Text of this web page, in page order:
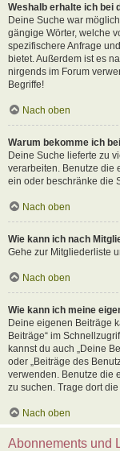
Weshalb erhalte ich bei
Deine Suche war
gängige Wörter, welche
spezifischere Anfrage
bietet. Außerdem ist es
nirgends im Forum
Begriffe!
Nach oben
Warum bekomme ich
Deine Suche lieferte zu
verarbeiten. Benutze die
ein oder beschränke die
Nach oben
Wie kann ich nach
Gehe zur Mitgliederliste
Nach oben
Wie kann ich meine
Deine eigenen Beiträge
Beiträge“ im
kannst du auch „Deine
oder „Beiträge des
verwenden. Benutze die
zu suchen. Trage dort
Nach oben
Abonnements und